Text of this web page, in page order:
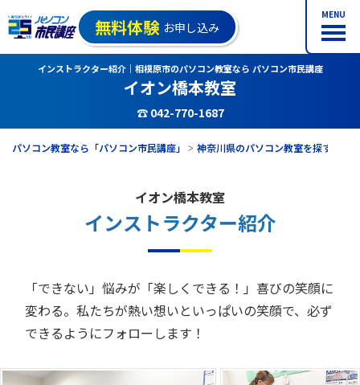
MENU
無料体験 お申し込み
インストラクター紹介｜相模原市のパソコン教室なら パソコン市民講座
イオン橋本教室
☎ 042-770-1687
パソコン教室なら「パソコン市民講座」 神奈川県のパソコン教室を探す
イオン橋本教室
インストラクター紹介
「できない」悩みが「楽しくできる！」喜びの笑顔に
変わる。私たちが熱い想いといっぱいの笑顔で、必ず
できるようにフォローします！